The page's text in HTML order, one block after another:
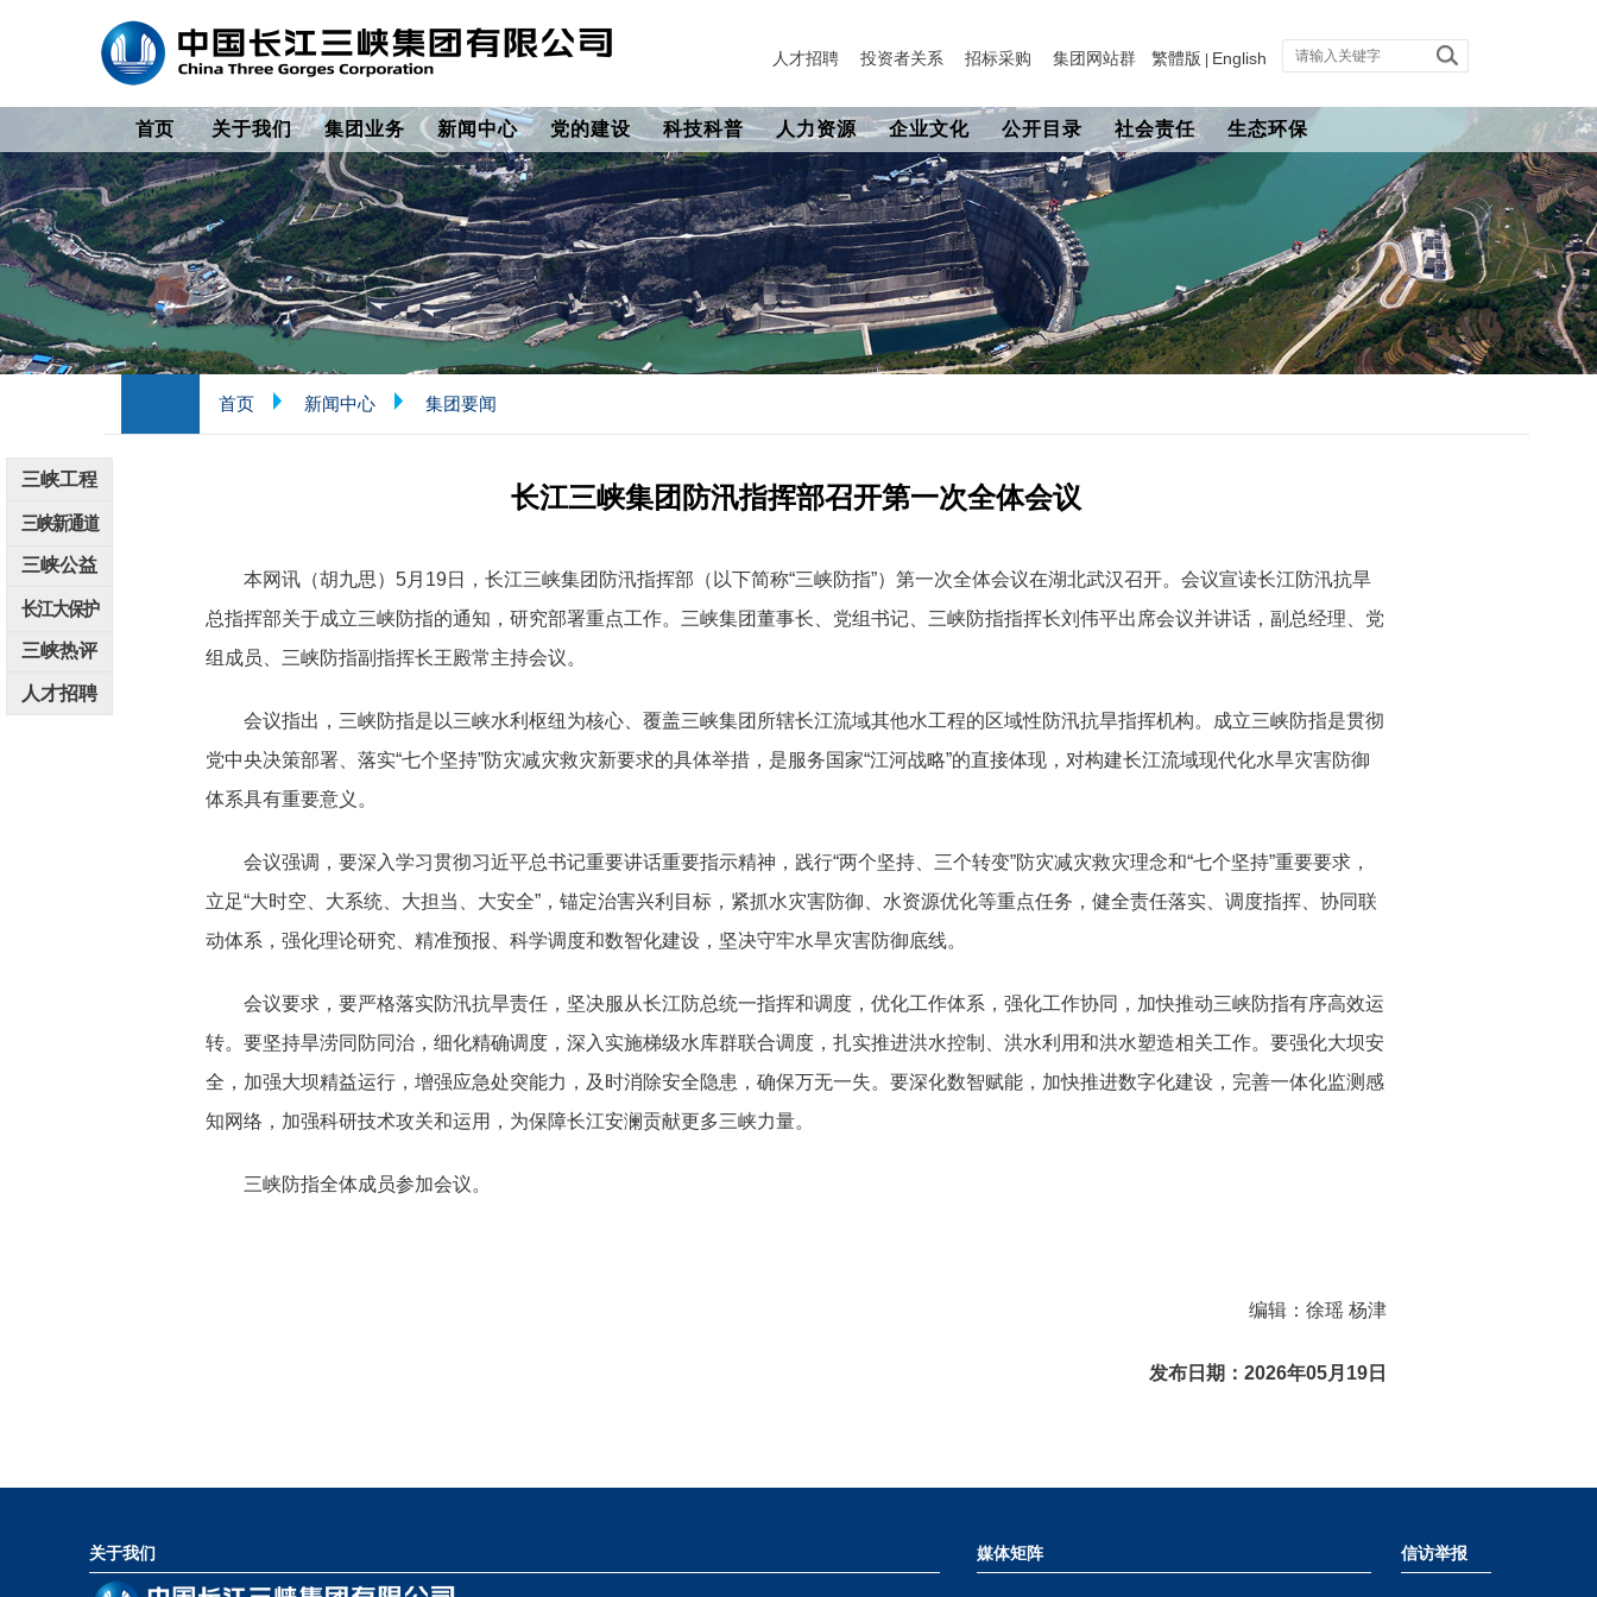
人才招聘 投资者关系 招标采购 集团网站群 繁體版 English
首页 关于我们 集团业务 新闻中心 党的建设 科技科普 人力资源 企业文化 公开目录 社会责任 生态环保
首页 新闻中心 集团要闻
长江三峡集团防汛指挥部召开第一次全体会议
本网讯（胡九思）5月19日，长江三峡集团防汛指挥部（以下简称“三峡防指”）第一次全体会议在湖北武汉召开。会议宣读长江防汛抗旱
总指挥部关于成立三峡防指的通知，研究部署重点工作。三峡集团董事长、党组书记、三峡防指指挥长刘伟平出席会议并讲话，副总经理、党
组成员、三峡防指副指挥长王殿常主持会议。
会议指出，三峡防指是以三峡水利枢纽为核心、覆盖三峡集团所辖长江流域其他水工程的区域性防汛抗旱指挥机构。成立三峡防指是贯彻
党中央决策部署、落实“七个坚持”防灾减灾救灾新要求的具体举措，是服务国家“江河战略”的直接体现，对构建长江流域现代化水旱灾害防御
体系具有重要意义。
会议强调，要深入学习贯彻习近平总书记重要讲话重要指示精神，践行“两个坚持、三个转变”防灾减灾救灾理念和“七个坚持”重要要求，
立足“大时空、大系统、大担当、大安全”，锚定治害兴利目标，紧抓水灾害防御、水资源优化等重点任务，健全责任落实、调度指挥、协同联
动体系，强化理论研究、精准预报、科学调度和数智化建设，坚决守牢水旱灾害防御底线。
会议要求，要严格落实防汛抗旱责任，坚决服从长江防总统一指挥和调度，优化工作体系，强化工作协同，加快推动三峡防指有序高效运
转。要坚持旱涝同防同治，细化精确调度，深入实施梯级水库群联合调度，扎实推进洪水控制、洪水利用和洪水塑造相关工作。要强化大坝安
全，加强大坝精益运行，增强应急处突能力，及时消除安全隐患，确保万无一失。要深化数智赋能，加快推进数字化建设，完善一体化监测感
知网络，加强科研技术攻关和运用，为保障长江安澜贡献更多三峡力量。
三峡防指全体成员参加会议。
编辑：徐瑶 杨津
发布日期：2026年05月19日
三峡工程
三峡新通道
三峡公益
长江大保护
三峡热评
人才招聘
关于我们 媒体矩阵 信访举报